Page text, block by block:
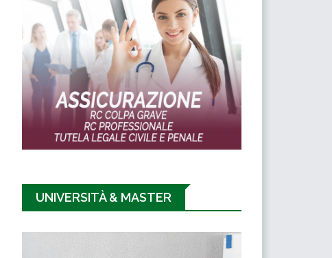
UNIVERSITÀ & MASTER